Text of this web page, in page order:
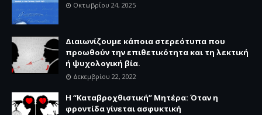
Οκτωβρίου 24, 2025
Διαιωνίζουμε κάποια στερεότυπα που
προωθούν την επιθετικότητα και τη λεκτική
ή ψυχολογική βία.
Δεκεμβρίου 22, 2022
Η “Καταβροχθιστική” Mητέρα: Όταν η
φροντίδα γίνεται ασφυκτική